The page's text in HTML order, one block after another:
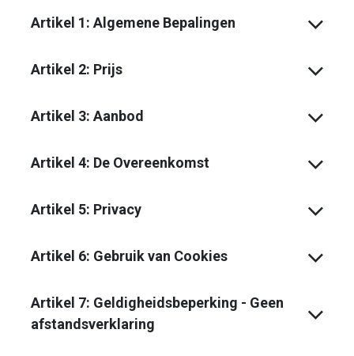
Artikel 1: Algemene Bepalingen
Artikel 2: Prijs
Artikel 3: Aanbod
Artikel 4: De Overeenkomst
Artikel 5: Privacy
Artikel 6: Gebruik van Cookies
Artikel 7: Geldigheidsbeperking - Geen
afstandsverklaring